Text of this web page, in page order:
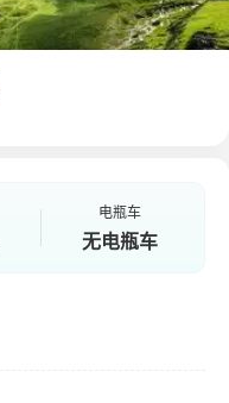
电瓶车
无电瓶车